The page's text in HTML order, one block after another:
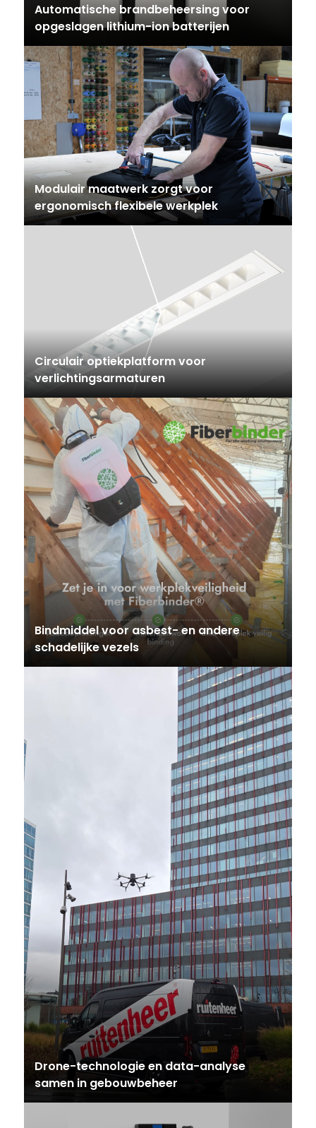
Automatische brandbeheersing voor
opgeslagen lithium-ion batterijen
Modulair maatwerk zorgt voor
ergonomisch flexibele werkplek
Circulair optiekplatform voor
verlichtingsarmaturen
Bindmiddel voor asbest- en andere
schadelijke vezels
Drone-technologie en data-analyse
samen in gebouwbeheer